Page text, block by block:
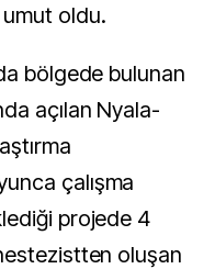
umut oldu.
bölgede bulunan
açılan Nyala-
çalışma
projede 4
oluşan